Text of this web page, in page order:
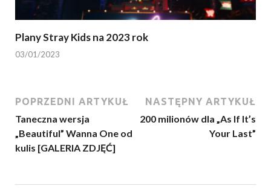
Plany Stray Kids na 2023 rok
03/01/2023
POPRZEDNI ARTYKUŁ
Taneczna wersja
„Beautiful” Wanna One od
kulis [GALERIA ZDJĘĆ]
NASTĘPNY ARTYKUŁ
200 milionów dla „As If It’s
Your Last”